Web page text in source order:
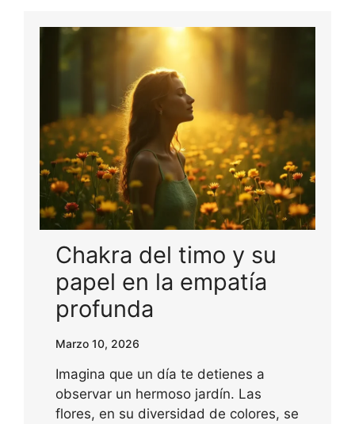
Chakra del timo y su
papel en la empatía
profunda
Marzo 10, 2026
Imagina que un día te detienes a
observar un hermoso jardín. Las
flores, en su diversidad de colores, se